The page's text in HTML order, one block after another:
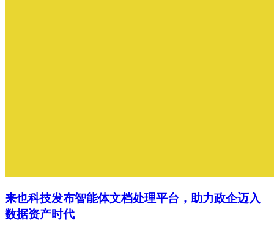
来也科技发布智能体文档处理平台，助力政企迈入
数据资产时代